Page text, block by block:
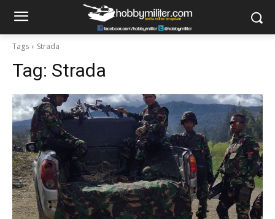
Tags Strada
Tag: Strada